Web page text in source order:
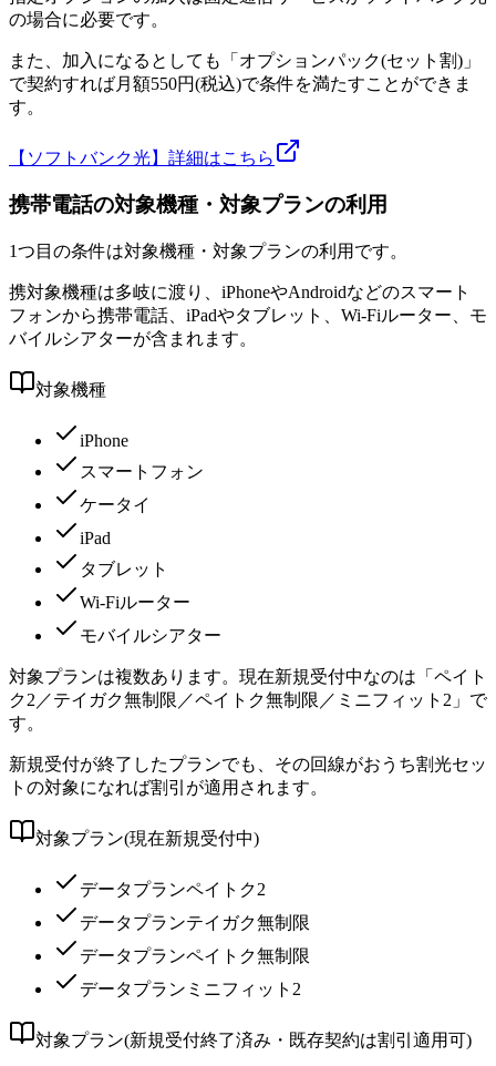
の場合に必要です。
また、加入になるとしても「オプションパック(セット割)」
で契約すれば月額550円(税込)で条件を満たすことができま
す。
【ソフトバンク光】詳細はこちら
携帯電話の対象機種・対象プランの利用
1つ目の条件は対象機種・対象プランの利用です。
携対象機種は多岐に渡り、iPhoneやAndroidなどのスマート
フォンから携帯電話、iPadやタブレット、Wi-Fiルーター、モ
バイルシアターが含まれます。
対象機種
iPhone
スマートフォン
ケータイ
iPad
タブレット
Wi-Fiルーター
モバイルシアター
対象プランは複数あります。現在新規受付中なのは「ペイト
ク2／テイガク無制限／ペイトク無制限／ミニフィット2」で
す。
新規受付が終了したプランでも、その回線がおうち割光セッ
トの対象になれば割引が適用されます。
対象プラン(現在新規受付中)
データプランペイトク2
データプランテイガク無制限
データプランペイトク無制限
データプランミニフィット2
対象プラン(新規受付終了済み・既存契約は割引適用可)